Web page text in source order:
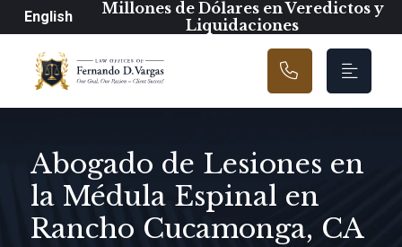
Navegación
English
Millones de Dólares en Veredictos y
Liquidaciones
Abogado de Lesiones en
la Médula Espinal en
Rancho Cucamonga, CA